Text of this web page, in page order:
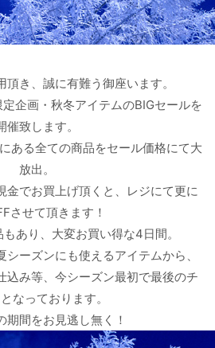
き、誠に有難う御座います。
企画・秋冬アイテムのBIGセールを
催致します。
ある全ての商品をセール価格にて大
放出。
金でお買上げ頂くと、レジにて更に
させて頂きます！
あり、大変お買い得な4日間。
ーズンにも使えるアイテムから、
込み等、今シーズン最初で最後のチ
なっております。
期間をお見逃し無く！